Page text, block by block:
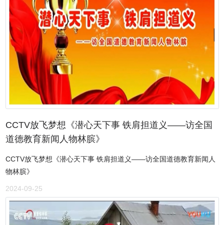
CCTV放飞梦想《潜心天下事 铁肩担道义——访全国
道德教育新闻人物林膑》
CCTV放飞梦想《潜心天下事 铁肩担道义——访全国道德教育新闻人
物林膑》
2024-09-25